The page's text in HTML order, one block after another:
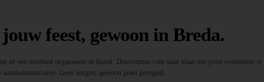
feest, gewoon in Breda.
of een tuinfeest organiseert in Bavel: Druiventros.com staat klaar om jouw evenement
Geen zorgen, gewoon goed geregeld.